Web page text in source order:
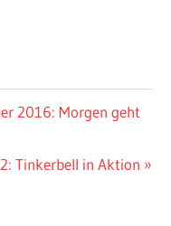
2016: Morgen geht
Tinkerbell in Aktion